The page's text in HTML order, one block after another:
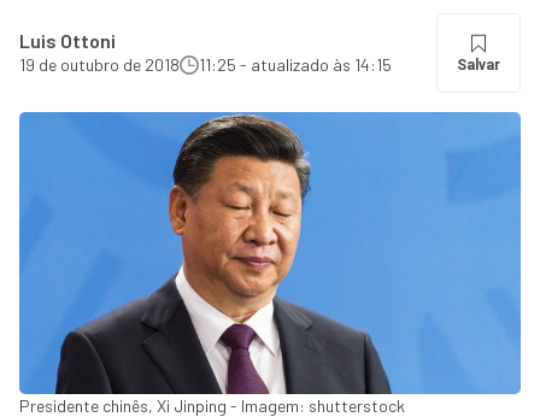
Luis Ottoni
19 de outubro de 2018 11:25 - atualizado às 14:15 Salvar
Presidente chinês, Xi Jinping - Imagem: shutterstock